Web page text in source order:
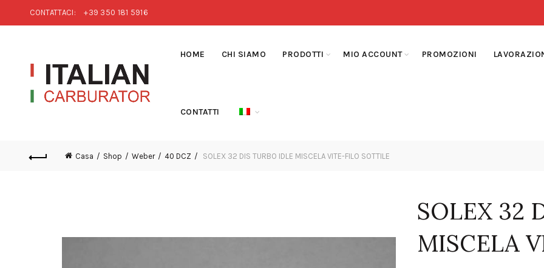
CONTATTACI: +39 350 181 5916
HOME CHI SIAMO PRODOTTI MIO ACCOUNT PROMOZIONI
CONTATTI
Casa Shop Weber 40 DCZ SOLEX 32 DIS TURBO IDLE MISCELA VITE-FILO SOTTILE
SOLEX 32
MISCELA